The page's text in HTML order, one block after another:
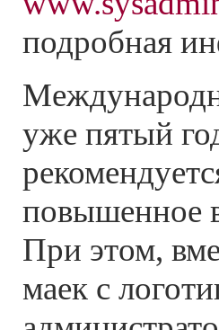
подробная
уже пятый
повышенное
При этом,
маек с